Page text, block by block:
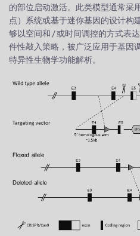
的部位启动激活。此类模型通常采
点）系统或基于迷你基因的设计构
够以空间和 / 或时间调控的方式表
件性敲入策略，被广泛应用于基因
特异性生物学功能解析。